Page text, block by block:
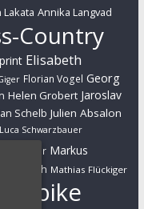
Lakata Annika Langvad
Country
Elisabeth
Florian Vogel Georg
Helen Grobert Jaroslav
Schelb Julien Absalon
Luca Schwarzbauer
Bauer Markus
Gluth Mathias Flückiger